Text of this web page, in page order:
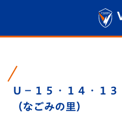
Ｕ－１５・１４・
（なごみの里）